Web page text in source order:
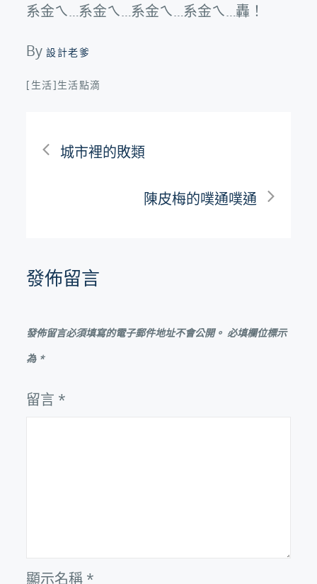
系金ㄟ…系金ㄟ…系金ㄟ…系金ㄟ…轟！
By設計老爹
[生活]生活點滴
文
覽
城市裡的敗類
陳皮梅的噗通噗通
發佈留言
發佈留言必須填寫的電子郵件地址不會公開。 必填欄位標示
為 *
留言 *
顯示名稱 *